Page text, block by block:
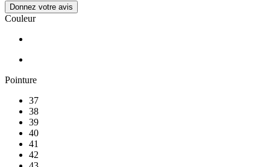
Donnez votre avis
Couleur
Pointure
37
38
39
40
41
42